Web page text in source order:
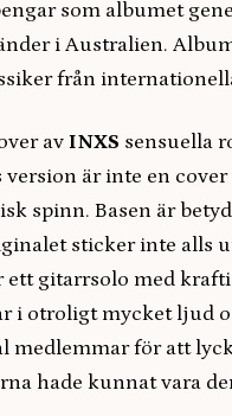
som albumet
i Australien.
från
av INXS sensuella
version är inte en
spinn. Basen är
sticker inte alls
ett gitarrsolo med
i otroligt mycket ljud
medlemmar för att
hade kunnat vara